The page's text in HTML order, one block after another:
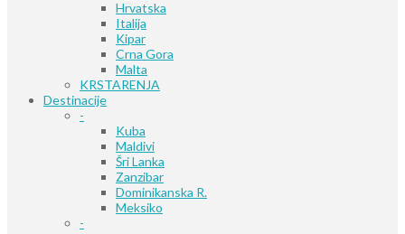
Hrvatska
Italija
Kipar
Crna Gora
Malta
KRSTARENJA
Destinacije
-
Kuba
Maldivi
Šri Lanka
Zanzibar
Dominikanska R.
Meksiko
-